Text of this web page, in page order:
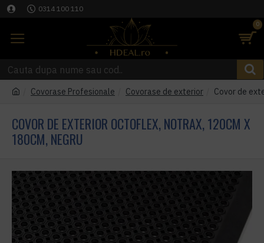
0314 100 110
0
Covorase Profesionale Covorase de exterior Covor de
COVOR DE EXTERIOR OCTOFLEX, NOTRAX, 120CM X
180CM, NEGRU